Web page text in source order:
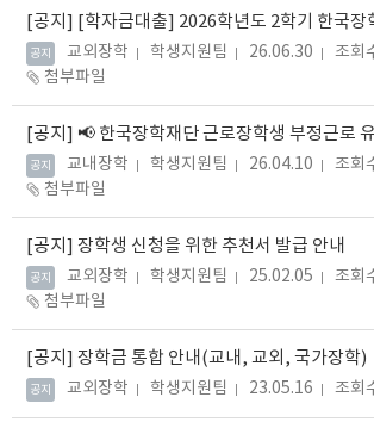
[공지] [학자금대출] 2026학년도 2학기 한국장학재단 학자금대
공지 교외장학 학생지원팀 26.06.30
조회
첨부파일
[공지] 📢 한국장학재단 근로장학생 부정근로 유형 및 주
공지 교내장학 학생지원팀 26.04.10
조회
첨부파일
[공지] 장학생 신청을 위한 추천서 발급 안내
공지 교외장학 학생지원팀 25.02.05
조회
첨부파일
[공지] 장학금 통합 안내(교내, 교외, 국가장학)
공지 교외장학 학생지원팀 23.05.16 조회